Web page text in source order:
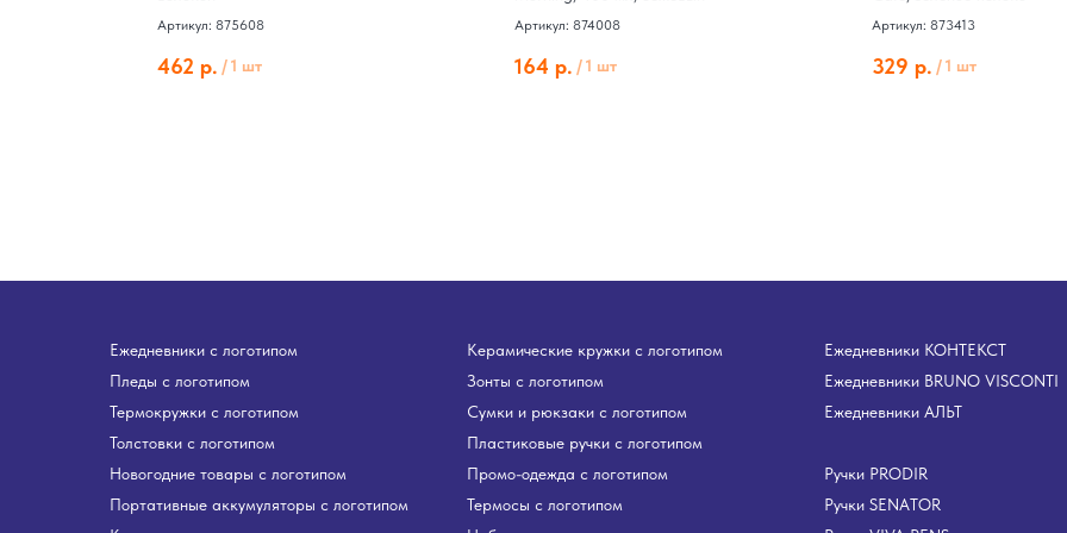
Артикул: 875608
462 р. /1 шт
Артикул: 874008
164 р. /1 шт
Артикул: 873413
329 р. /1 шт
Ежедневники с логотипом
Пледы с логотипом
Термокружки с логотипом
Толстовки с логотипом
Новогодние товары с логотипом
Портативные аккумуляторы с логотипом
Керамические кружки с логотипом
Зонты с логотипом
Сумки и рюкзаки с логотипом
Пластиковые ручки с логотипом
Промо-одежда с логотипом
Термосы с логотипом
Ежедневники КОНТЕКСТ
Ежедневники BRUNO VISCONTI
Ежедневники АЛЬТ
Ручки PRODIR
Ручки SENATOR